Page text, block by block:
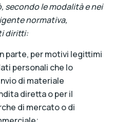
secondo le modalità e nei
normativa,
diritti:
parte, per motivi legittimi
personali che lo
di materiale
diretta o per il
di mercato o di